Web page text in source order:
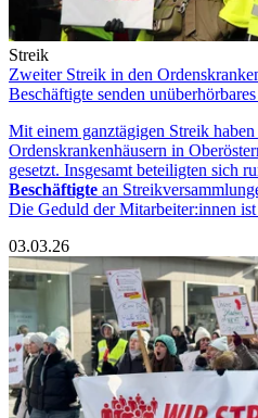
Streik
Zweiter Streik in den
Beschäftigte senden
Mit einem ganztägigen Streik
Ordenskrankenhäusern in
gesetzt. Insgesamt beteiligten sich
Beschäftigte an
Die Geduld der Mitarbeiter:innen
03.03.26